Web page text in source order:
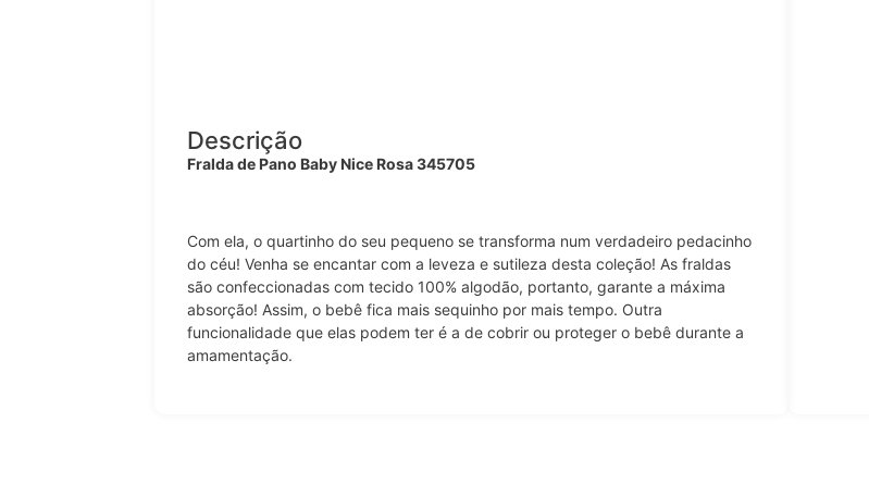
Descrição
Fralda de Pano Baby Nice Rosa 345705
Com ela, o quartinho do seu pequeno se transforma num verdadeiro pedacinho
do céu! Venha se encantar com a leveza e sutileza desta coleção! As fraldas
são confeccionadas com tecido 100% algodão, portanto, garante a máxima
absorção! Assim, o bebê fica mais sequinho por mais tempo. Outra
funcionalidade que elas podem ter é a de cobrir ou proteger o bebê durante a
amamentação.